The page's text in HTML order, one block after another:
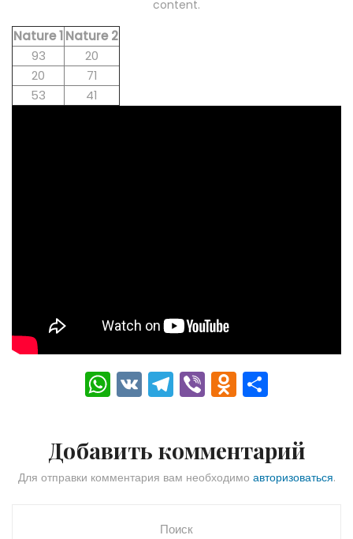
content.
Nature 1Nature 2
93
20
20
71
53
41
W
h
ts
A
V
K
T
el
gr
a
Vi
b
O
d
o
kl
а
в
Добавить комментарий
Для отправки комментария вам необходимо авторизоваться.
Поиск